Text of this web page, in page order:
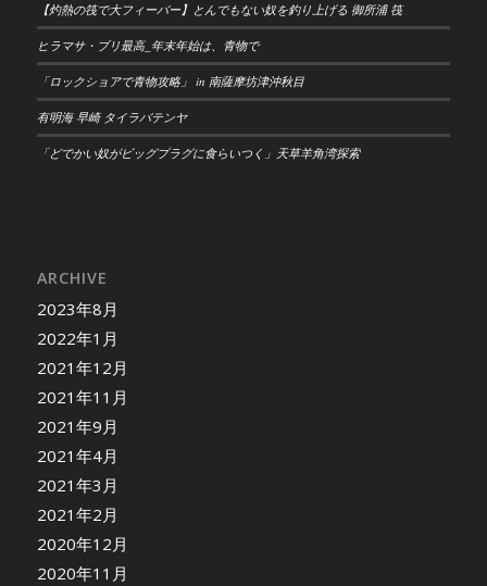
【灼熱の筏で大フィーバー】とんでもない奴を釣り上げる 御所浦 筏
ヒラマサ・ブリ最高_年末年始は、青物で
「ロックショアで青物攻略」 in 南薩摩坊津沖秋目
有明海 早崎 タイラバテンヤ
「どでかい奴がビッグプラグに食らいつく」天草羊角湾探索
ARCHIVE
2023年8月
2022年1月
2021年12月
2021年11月
2021年9月
2021年4月
2021年3月
2021年2月
2020年12月
2020年11月